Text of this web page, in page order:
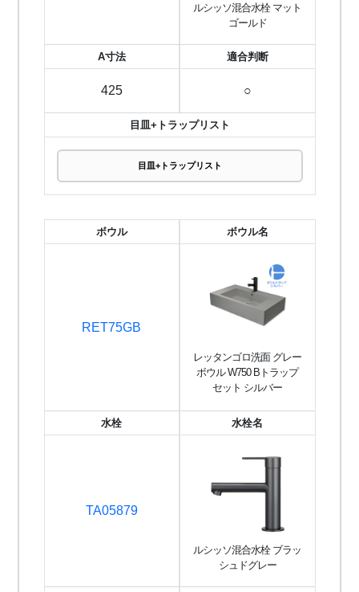
ルシッソ混合水栓 マット
ゴールド
A寸法
425
適合判断
○
目皿+トラップリスト
目皿+トラップリスト
ボウル
RET75GB
ボウル名
レッタンゴロ洗面 グレー
ボウル W750 Bトラップ
セット シルバー
水栓
TA05879
水栓名
ルシッソ混合水栓 ブラッ
シュドグレー